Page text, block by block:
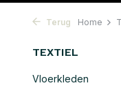
Terug Home
TEXTIEL
Vloerkleden